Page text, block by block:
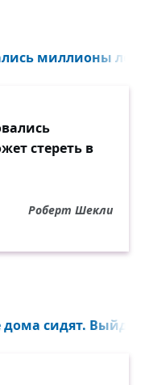
миллионы
стереть в
Роберт Шекли
сидят.